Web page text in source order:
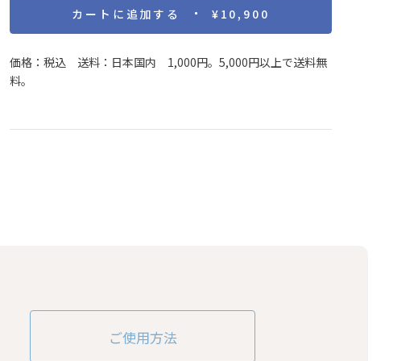
カートに追加する ¥10,900
価格：税込 送料：日本国内 1,000円。5,000円以上で送料無
料。
ご使用方法